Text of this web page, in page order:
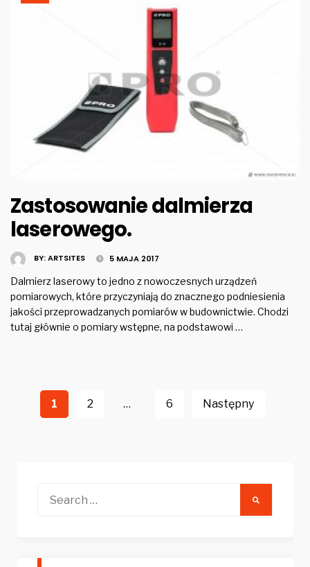
Zastosowanie dalmierza
laserowego.
BY:ARTSITES 5 MAJA 2017
Dalmierz laserowy to jedno z nowoczesnych urządzeń
pomiarowych, które przyczyniają do znacznego podniesienia
jakości przeprowadzanych pomiarów w budownictwie. Chodzi
tutaj głównie o pomiary wstępne, na podstawowi …
wpisów
1 2 … 6 Następny